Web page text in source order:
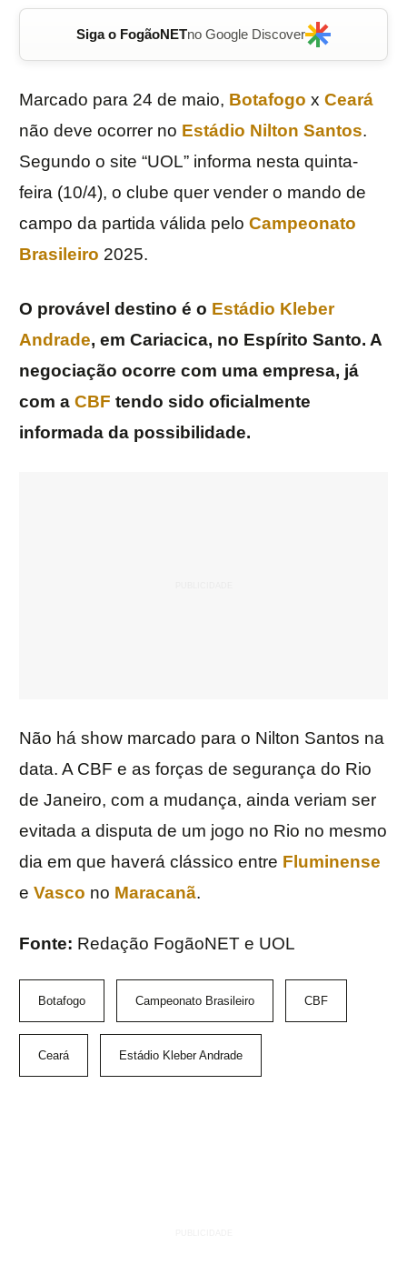
Siga o FogãoNETno Google Discover
Marcado para 24 de maio, Botafogo x Ceará
não deve ocorrer no Estádio Nilton Santos.
Segundo o site “UOL” informa nesta quinta-
feira (10/4), o clube quer vender o mando de
campo da partida válida pelo Campeonato
Brasileiro 2025.
O provável destino é o Estádio Kleber
Andrade, em Cariacica, no Espírito Santo. A
negociação ocorre com uma empresa, já
com a CBF tendo sido oficialmente
informada da possibilidade.
Não há show marcado para o Nilton Santos na
data. A CBF e as forças de segurança do Rio
de Janeiro, com a mudança, ainda veriam ser
evitada a disputa de um jogo no Rio no mesmo
dia em que haverá clássico entre Fluminense
e Vasco no Maracanã.
Fonte: Redação FogãoNET e UOL
Botafogo Campeonato Brasileiro CBF
Ceará Estádio Kleber Andrade